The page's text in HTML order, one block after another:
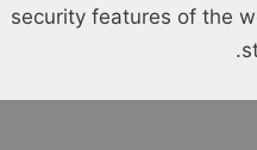
security features of the